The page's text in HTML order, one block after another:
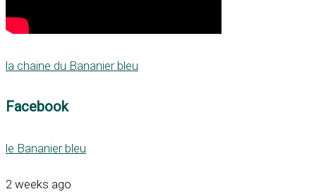
la chaine du Bananier bleu
Facebook
le Bananier bleu
2 weeks ago